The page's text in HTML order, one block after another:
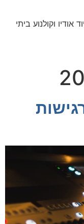
וקולנוע ביתי